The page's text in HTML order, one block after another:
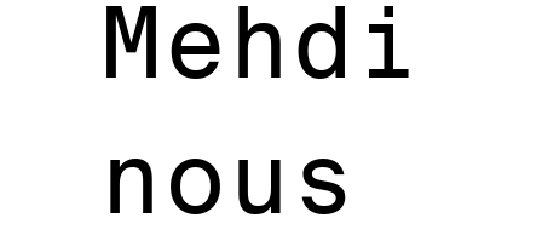
Mehdi
nous